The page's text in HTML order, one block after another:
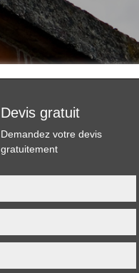
Devis gratuit
Demandez votre devis
gratuitement